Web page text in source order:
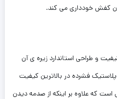
کفش خودداری می کند.
و طراحی استاندارد زیره ی آن
فشرده در بالاترین کیفیت
است که علاوه بر اینکه از صدمه دیدن‌